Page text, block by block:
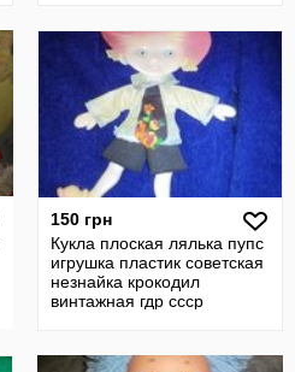
150 грн
Кукла плоская лялька пупс
игрушка пластик советская
незнайка крокодил
винтажная гдр ссср